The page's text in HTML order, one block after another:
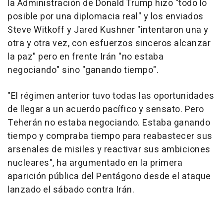
la Administración de Donald Trump hizo "todo lo
posible por una diplomacia real" y los enviados
Steve Witkoff y Jared Kushner "intentaron una y
otra y otra vez, con esfuerzos sinceros alcanzar
la paz" pero en frente Irán "no estaba
negociando" sino "ganando tiempo".
"El régimen anterior tuvo todas las oportunidades
de llegar a un acuerdo pacífico y sensato. Pero
Teherán no estaba negociando. Estaba ganando
tiempo y compraba tiempo para reabastecer sus
arsenales de misiles y reactivar sus ambiciones
nucleares", ha argumentado en la primera
aparición pública del Pentágono desde el ataque
lanzado el sábado contra Irán.